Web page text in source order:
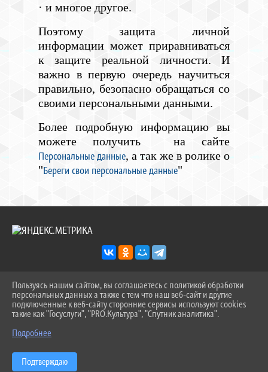
· и многое другое.
Поэтому защита личной
информации может приравниваться
к защите реальной личности. И
важно в первую очередь научиться
правильно, безопасно обращаться со
своими персональными данными.
Более подробную информацию вы
можете получить на сайте
Персональные данные, а так же в ролике о
"Береги свои персональные данные"
^
2026 Г. THTK-TVER.RU
ВХОД
КАРТА САЙТА
СДЕЛАНО НА KUBCMS
РАЗРАБОТКА И ПОДДЕРЖКА
Пользуясь нашим сайтом, вы соглашаетесь с политикой обработки
персональных данных а также с тем что наш веб-сайт и другие
подключенные к веб-сайту сторонние сервисы используют cookies
такие как "Госуслуги", "PRO.Культура", "Спутник аналитика".
Подробнее
Подтверждаю